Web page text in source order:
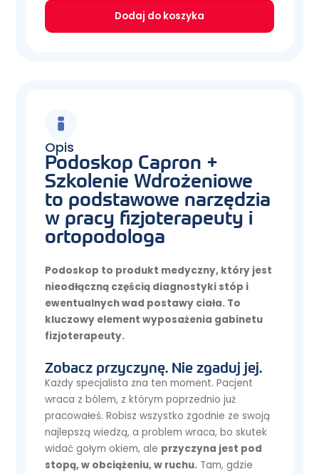
Dodaj do koszyka
Opis
Podoskop Capron +
Szkolenie Wdrożeniowe
to podstawowe narzędzia
w pracy fizjoterapeuty i
ortopodologa
Podoskop to produkt medyczny, który jest
nieodłączną częścią diagnostyki stóp i
ewentualnych wad postawy ciała. To
kluczowy element wyposażenia gabinetu
fizjoterapeuty.
Zobacz przyczynę. Nie zgaduj jej.
Każdy specjalista zna ten moment. Pacjent
wraca z bólem, z którym poprzednio już
pracowałeś. Robisz wszystko zgodnie ze swoją
najlepszą wiedzą, a problem wraca, bo skutek
widać gołym okiem, ale przyczyna jest pod
stopą, w obciążeniu, w ruchu.Tam, gdzie